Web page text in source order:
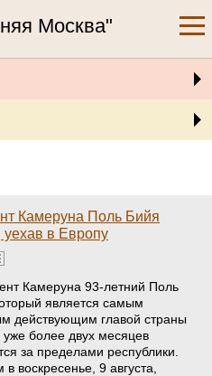
Москва"
Камеруна Поль Бийя
в Европу
Камеруна 93-летний Поль
является самым
действующим главой страны
более двух месяцев
за пределами республики.
воскресенье, 9 августа,